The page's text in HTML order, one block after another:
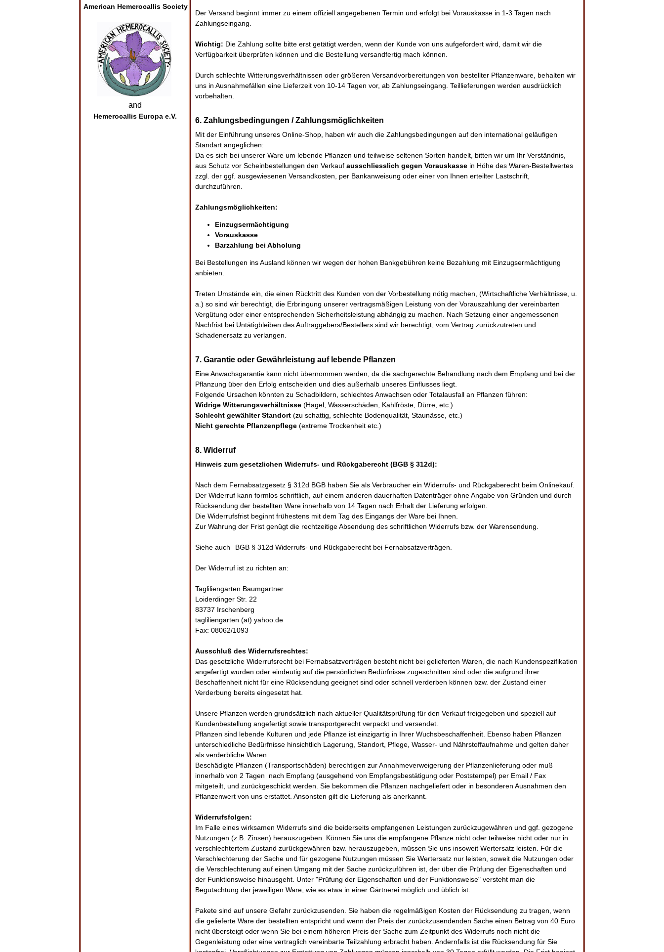
American Hemerocallis Society
and
Hemerocallis Europa e.V.
Der Versand beginnt immer zu einem offiziell angegebenen Termin und erfolgt bei Vorauskasse in 1-3 Tagen nach
Zahlungseingang.
Wichtig: Die Zahlung sollte bitte erst getätigt werden, wenn der Kunde von uns aufgefordert wird, damit wir die
Verfügbarkeit überprüfen können und die Bestellung versandfertig mach können.
Durch schlechte Witterungsverhältnissen oder größeren Versandvorbereitungen von bestellter Pflanzenware, behalten wir
uns in Ausnahmefällen eine Lieferzeit von 10-14 Tagen vor, ab Zahlungseingang. Teillieferungen werden ausdrücklich
vorbehalten.
6. Zahlungsbedingungen / Zahlungsmöglichkeiten
Mit der Einführung unseres Online-Shop, haben wir auch die Zahlungsbedingungen auf den international geläufigen
Standart angeglichen:
Da es sich bei unserer Ware um lebende Pflanzen und teilweise seltenen Sorten handelt, bitten wir um Ihr Verständnis,
aus Schutz vor Scheinbestellungen den Verkauf ausschliesslich gegen Vorauskasse in Höhe des Waren-Bestellwertes
zzgl. der ggf. ausgewiesenen Versandkosten, per Bankanweisung oder einer von Ihnen erteilter Lastschrift,
durchzuführen.
Zahlungsmöglichkeiten:
Einzugsermächtigung
Vorauskasse
Barzahlung bei Abholung
Bei Bestellungen ins Ausland können wir wegen der hohen Bankgebühren keine Bezahlung mit Einzugsermächtigung
anbieten.
Treten Umstände ein, die einen Rücktritt des Kunden von der Vorbestellung nötig machen, (Wirtschaftliche Verhältnisse, u.
a.) so sind wir berechtigt, die Erbringung unserer vertragsmäßigen Leistung von der Vorauszahlung der vereinbarten
Vergütung oder einer entsprechenden Sicherheitsleistung abhängig zu machen. Nach Setzung einer angemessenen
Nachfrist bei Untätigbleiben des Auftraggebers/Bestellers sind wir berechtigt, vom Vertrag zurückzutreten und
Schadenersatz zu verlangen.
7. Garantie oder Gewährleistung auf lebende Pflanzen
Eine Anwachsgarantie kann nicht übernommen werden, da die sachgerechte Behandlung nach dem Empfang und bei der
Pflanzung über den Erfolg entscheiden und dies außerhalb unseres Einflusses liegt.
Folgende Ursachen könnten zu Schadbildern, schlechtes Anwachsen oder Totalausfall an Pflanzen führen:
Widrige Witterungsverhältnisse (Hagel, Wasserschäden, Kahlfröste, Dürre, etc.)
Schlecht gewählter Standort (zu schattig, schlechte Bodenqualität, Staunässe, etc.)
Nicht gerechte Pflanzenpflege (extreme Trockenheit etc.)
8. Widerruf
Hinweis zum gesetzlichen Widerrufs- und Rückgaberecht (BGB § 312d):
Nach dem Fernabsatzgesetz § 312d BGB haben Sie als Verbraucher ein Widerrufs- und Rückgaberecht beim Onlinekauf.
Der Widerruf kann formlos schriftlich, auf einem anderen dauerhaften Datenträger ohne Angabe von Gründen und durch
Rücksendung der bestellten Ware innerhalb von 14 Tagen nach Erhalt der Lieferung erfolgen.
Die Widerrufsfrist beginnt frühestens mit dem Tag des Eingangs der Ware bei Ihnen.
Zur Wahrung der Frist genügt die rechtzeitige Absendung des schriftlichen Widerrufs bzw. der Warensendung.
Siehe auch BGB § 312d Widerrufs- und Rückgaberecht bei Fernabsatzverträgen.
Der Widerruf ist zu richten an:
Tagliliengarten Baumgartner
Loiderdinger Str. 22
83737 Irschenberg
tagliliengarten (at) yahoo.de
Fax: 08062/1093
Ausschluß des Widerrufsrechtes:
Das gesetzliche Widerrufsrecht bei Fernabsatzverträgen besteht nicht bei gelieferten Waren, die nach Kundenspezifikation
angefertigt wurden oder eindeutig auf die persönlichen Bedürfnisse zugeschnitten sind oder die aufgrund ihrer
Beschaffenheit nicht für eine Rücksendung geeignet sind oder schnell verderben können bzw. der Zustand einer
Verderbung bereits eingesetzt hat.
Unsere Pflanzen werden grundsätzlich nach aktueller Qualitätsprüfung für den Verkauf freigegeben und speziell auf
Kundenbestellung angefertigt sowie transportgerecht verpackt und versendet.
Pflanzen sind lebende Kulturen und jede Pflanze ist einzigartig in Ihrer Wuchsbeschaffenheit. Ebenso haben Pflanzen
unterschiedliche Bedürfnisse hinsichtlich Lagerung, Standort, Pflege, Wasser- und Nährstoffaufnahme und gelten daher
als verderbliche Waren.
Beschädigte Pflanzen (Transportschäden) berechtigen zur Annahmeverweigerung der Pflanzenlieferung oder muß
innerhalb von 2 Tagen nach Empfang (ausgehend von Empfangsbestätigung oder Poststempel) per Email / Fax
mitgeteilt, und zurückgeschickt werden. Sie bekommen die Pflanzen nachgeliefert oder in besonderen Ausnahmen den
Pflanzenwert von uns erstattet. Ansonsten gilt die Lieferung als anerkannt.
Widerrufsfolgen:
Im Falle eines wirksamen Widerrufs sind die beiderseits empfangenen Leistungen zurückzugewähren und ggf. gezogene
Nutzungen (z.B. Zinsen) herauszugeben. Können Sie uns die empfangene Pflanze nicht oder teilweise nicht oder nur in
verschlechtertem Zustand zurückgewähren bzw. herauszugeben, müssen Sie uns insoweit Wertersatz leisten. Für die
Verschlechterung der Sache und für gezogene Nutzungen müssen Sie Wertersatz nur leisten, soweit die Nutzungen oder
die Verschlechterung auf einen Umgang mit der Sache zurückzuführen ist, der über die Prüfung der Eigenschaften und
der Funktionsweise hinausgeht. Unter "Prüfung der Eigenschaften und der Funktionsweise" versteht man die
Begutachtung der jeweiligen Ware, wie es etwa in einer Gärtnerei möglich und üblich ist.
Pakete sind auf unsere Gefahr zurückzusenden. Sie haben die regelmäßigen Kosten der Rücksendung zu tragen, wenn
die gelieferte Ware der bestellten entspricht und wenn der Preis der zurückzusendenden Sache einen Betrag von 40 Euro
nicht übersteigt oder wenn Sie bei einem höheren Preis der Sache zum Zeitpunkt des Widerrufs noch nicht die
Gegenleistung oder eine vertraglich vereinbarte Teilzahlung erbracht haben. Andernfalls ist die Rücksendung für Sie